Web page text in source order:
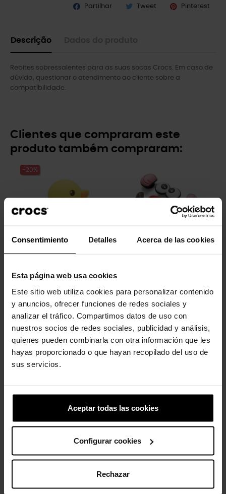
Consentimiento Detalles Acerca de las cookies
Esta página web usa cookies
Este sitio web utiliza cookies para personalizar contenido
y anuncios, ofrecer funciones de redes sociales y
analizar el tráfico. Compartimos datos de uso con
nuestros socios de redes sociales, publicidad y análisis,
quienes pueden combinarla con otra información que les
hayas proporcionado o que hayan recopilado del uso de
sus servicios.
Aceptar todas las cookies
Configurar cookies
Rechazar
Partilhar Tweet Pinterest
Descrição
Rebites sobressalentes para as suas socas Crocs. Em caso de
dúvida, questionar o atendimento ao cliente sobre a
compatibilidade.
Clientes que compraram este
produto também compraram:
-20%
4,99 € 3,99 €
-20%
Super Mário Yoshi
4,99 € 3,99 €
-20%
Gato preto
4,99 € 3,99 €
4 outros produtos na mesma